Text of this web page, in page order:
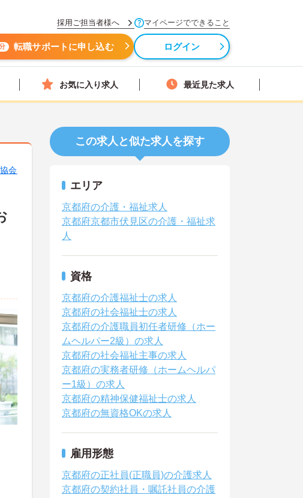
採用ご担当者様へ マイページでできること
転職サポートに申し込む ログイン
お気に入り求人 最近見た求人
会
この求人と似た求人を探す
エリア
京都府の介護・福祉求人
京都府京都市伏見区の介護・福祉求
人
資格
京都府の介護福祉士の求人
京都府の社会福祉士の求人
京都府の介護職員初任者研修（ホー
ムヘルパー2級）の求人
京都府の社会福祉主事の求人
京都府の実務者研修（ホームヘルパ
ー1級）の求人
京都府の精神保健福祉士の求人
京都府の無資格OKの求人
雇用形態
京都府の正社員(正職員)の介護求人
京都府の契約社員・嘱託社員の介護